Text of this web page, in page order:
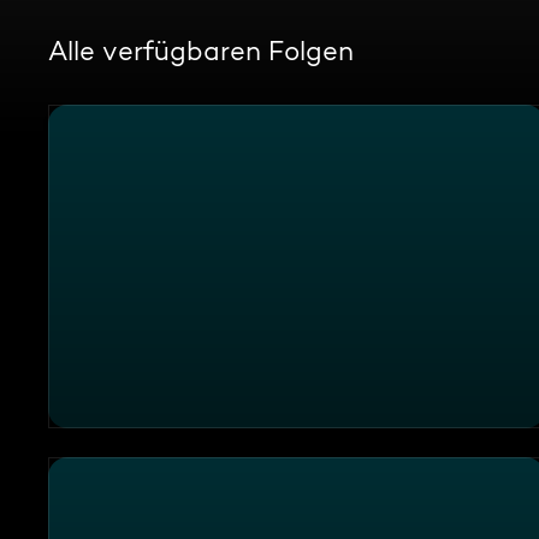
Alle verfügbaren Folgen